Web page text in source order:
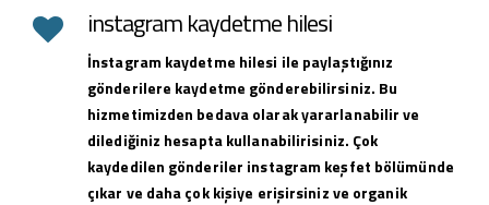
instagram kaydetme hilesi
İnstagram kaydetme hilesi ile paylaştığınız
gönderilere kaydetme gönderebilirsiniz. Bu
hizmetimizden bedava olarak yararlanabilir ve
dilediğiniz hesapta kullanabilirisiniz. Çok
kaydedilen gönderiler instagram keşfet bölümünde
çıkar ve daha çok kişiye erişirsiniz ve organik